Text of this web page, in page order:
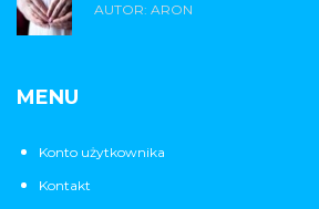
AUTOR: ARON
MENU
Konto użytkownika
Kontakt